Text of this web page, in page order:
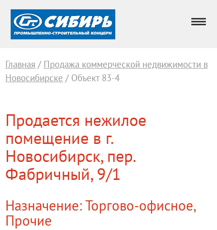
Главная / Продажа коммерческой недвижимости в
Новосибирске / Объект 83-4
Продается нежилое
помещение в г.
Новосибирск, пер.
Фабричный, 9/1
Назначение: Торгово-офисное,
Прочие